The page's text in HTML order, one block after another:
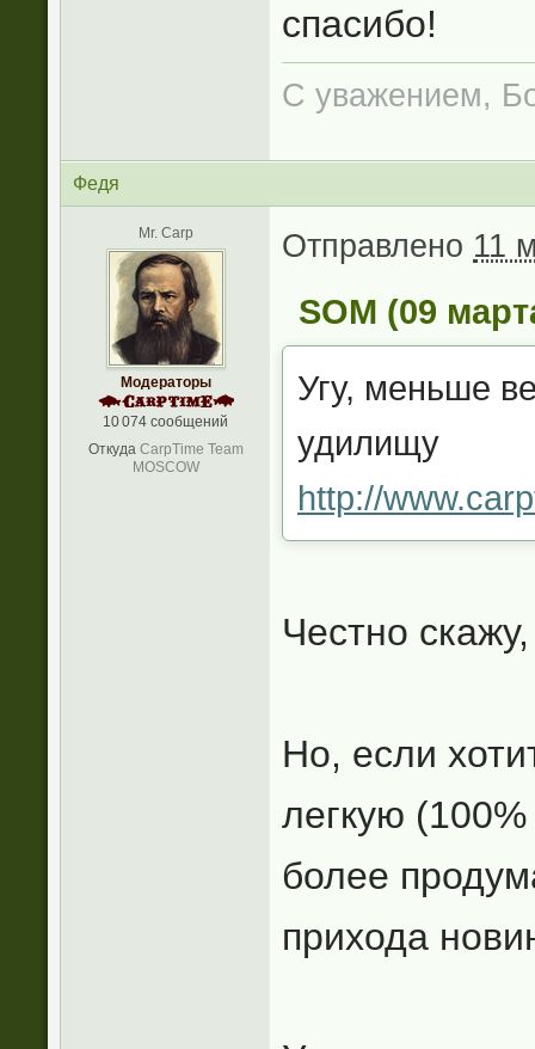
спасибо!
С уважением,
Федя
Mr. Carp
Модераторы
10 074 сообщений
Откуда CarpTime Team
MOSCOW
Отправлено 11
SOM (09
Угу, меньше
удилищу
http://
Честно
Но, если
легкую
более
прихода